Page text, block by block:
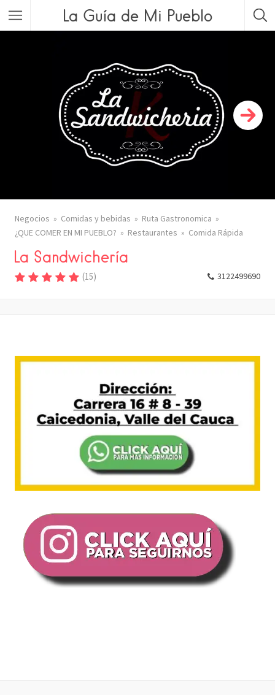
La Guía de Mi Pueblo
Negocios Comidas y bebidas
Ruta Gastronomica
¿QUE COMER EN MI PUEBLO?
Restaurantes Comida Rápida
La Sandwichería
(15) 3122499690